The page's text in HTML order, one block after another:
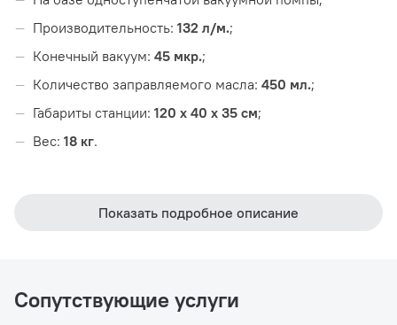
Производительность: 132 л/м.;
Конечный вакуум: 45 мкр.;
Количество заправляемого масла: 450 мл.;
Габариты станции: 120 х 40 х 35 см;
Вес: 18 кг.
Показать подробное описание
Сопутствующие услуги